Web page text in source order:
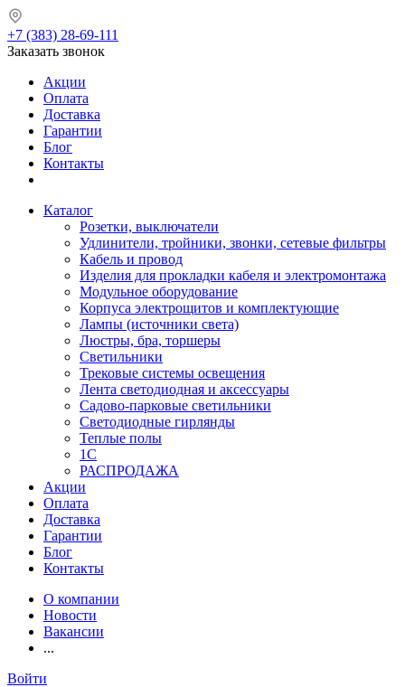
+7 (383) 28-69-111
Заказать звонок
Акции
Оплата
Доставка
Гарантии
Блог
Контакты
Каталог
Розетки, выключатели
Удлинители, тройники, звонки, сетевые фильтры
Кабель и провод
Изделия для прокладки кабеля и электромонтажа
Модульное оборудование
Корпуса электрощитов и комплектующие
Лампы (источники света)
Люстры, бра, торшеры
Светильники
Трековые системы освещения
Лента светодиодная и аксессуары
Садово-парковые светильники
Светодиодные гирлянды
Теплые полы
1С
РАСПРОДАЖА
Акции
Оплата
Доставка
Гарантии
Блог
Контакты
О компании
Новости
Вакансии
...
Войти